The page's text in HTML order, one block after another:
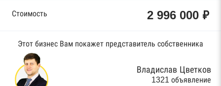
Стоимость 2 996 000 ₽
Этот бизнес Вам покажет представитель собственника
Владислав Цветков
1321 объявление